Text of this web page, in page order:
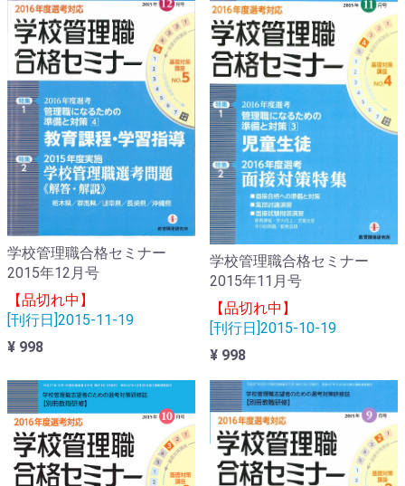
学校管理職合格セミナー
2015年12月号
【品切れ中】
[刊行日]2015-11-19
¥ 998
学校管理職合格セミナー
2015年11月号
【品切れ中】
[刊行日]2015-10-19
¥ 998